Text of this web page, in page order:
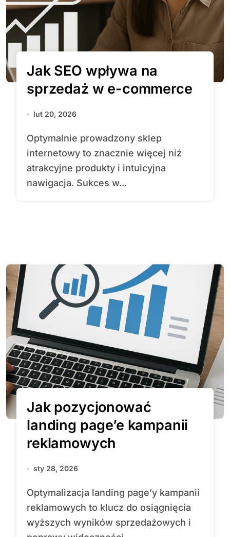
Jak SEO wpływa na
sprzedaż w e-commerce
lut 20, 2026
Optymalnie prowadzony sklep
internetowy to znacznie więcej niż
atrakcyjne produkty i intuicyjna
nawigacja. Sukces w...
Jak pozycjonować
landing page’e kampanii
reklamowych
sty 28, 2026
Optymalizacja landing page’y kampanii
reklamowych to klucz do osiągnięcia
wyższych wyników sprzedażowych i